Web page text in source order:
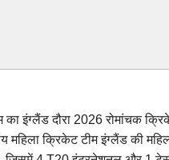
का इंग्लैंड दौरा 2026 रोमांचक
महिला क्रिकेट टीम इंग्लैंड की